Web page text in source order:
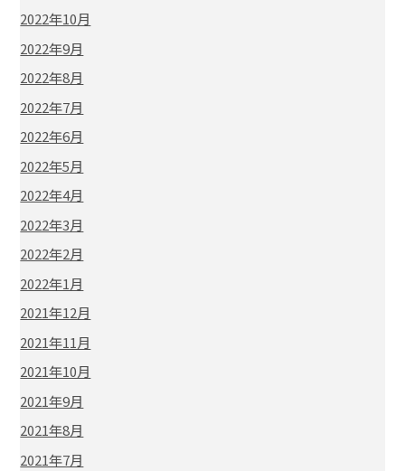
2022年10月
2022年9月
2022年8月
2022年7月
2022年6月
2022年5月
2022年4月
2022年3月
2022年2月
2022年1月
2021年12月
2021年11月
2021年10月
2021年9月
2021年8月
2021年7月